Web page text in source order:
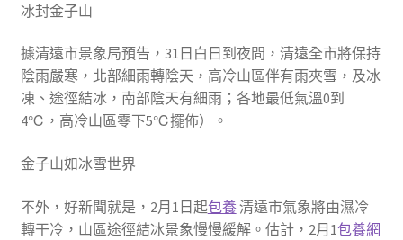
冰封金子山
據清遠市景象局預告，31日白日到夜間，清遠全市將保持
陰雨嚴寒，北部細雨轉陰天，高冷山區伴有雨夾雪，及冰
凍、途徑結冰，南部陰天有細雨；各地最低氣溫0到
4℃，高冷山區零下5℃擺佈）。
金子山如冰雪世界
不外，好新聞就是，2月1日起包養清遠市氣象將由濕冷
轉干冷，山區途徑結冰景象慢慢緩解。估計，2月1包養網